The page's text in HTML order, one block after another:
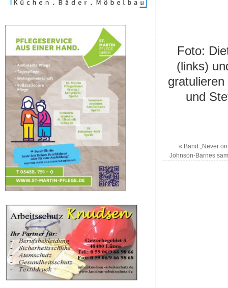
Foto:
(links)
und
« Band „Never
Johnson-Barnes